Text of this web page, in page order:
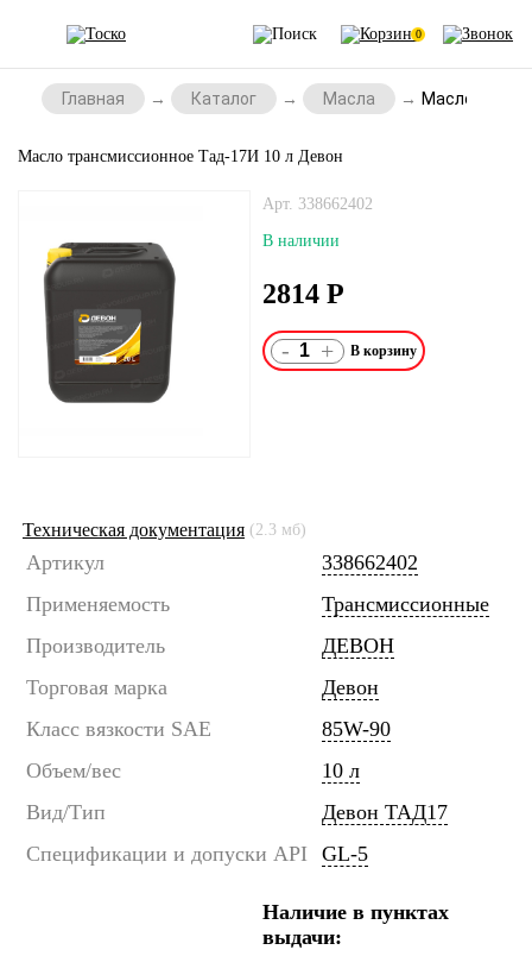
0
Главная Каталог Масла Масло
Масло трансмиссионное Тад-17И 10 л Девон
Арт. 338662402
В наличии
2814 Р
- +
Техническая документация (2.3 мб)
Артикул
338662402
Применяемость
Трансмиссионные
Производитель
ДЕВОН
Торговая марка
Девон
Класс вязкости SAE
85W-90
Объем/вес
10 л
Вид/Тип
Девон ТАД17
Спецификации и допуски API
GL-5
Наличие в пунктах
выдачи: